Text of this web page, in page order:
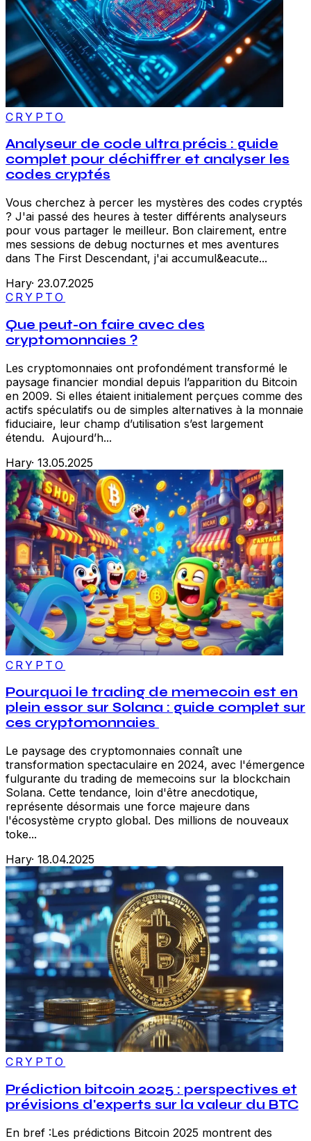
CRYPTO
Analyseur de code ultra précis : guide
complet pour déchiffrer et analyser les
codes cryptés
Vous cherchez à percer les mystères des codes cryptés
? J'ai passé des heures à tester différents analyseurs
pour vous partager le meilleur. Bon clairement, entre
mes sessions de debug nocturnes et mes aventures
dans The First Descendant, j'ai accumul&eacute...
Hary· 23.07.2025
CRYPTO
Que peut-on faire avec des
cryptomonnaies ?
Les cryptomonnaies ont profondément transformé le
paysage financier mondial depuis l’apparition du Bitcoin
en 2009. Si elles étaient initialement perçues comme des
actifs spéculatifs ou de simples alternatives à la monnaie
fiduciaire, leur champ d’utilisation s’est largement
étendu. Aujourd’h...
Hary· 13.05.2025
CRYPTO
Pourquoi le trading de memecoin est en
plein essor sur Solana : guide complet sur
ces cryptomonnaies
Le paysage des cryptomonnaies connaît une
transformation spectaculaire en 2024, avec l'émergence
fulgurante du trading de memecoins sur la blockchain
Solana. Cette tendance, loin d'être anecdotique,
représente désormais une force majeure dans
l'écosystème crypto global. Des millions de nouveaux
toke...
Hary· 18.04.2025
CRYPTO
Prédiction bitcoin 2025 : perspectives et
prévisions d'experts sur la valeur du BTC
En bref :Les prédictions Bitcoin 2025 montrent des